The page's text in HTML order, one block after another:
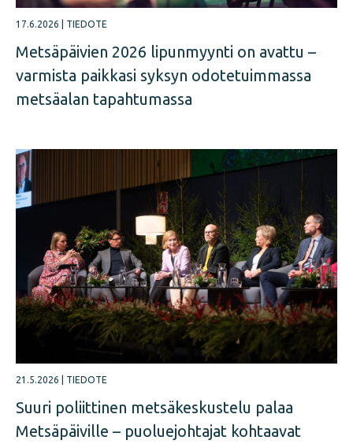
17.6.2026 TIEDOTE
Metsäpäivien 2026 lipunmyynti on avattu –
varmista paikkasi syksyn odotetuimmassa
metsäalan tapahtumassa
21.5.2026 TIEDOTE
Suuri poliittinen metsäkeskustelu palaa
Metsäpäiville – puoluejohtajat kohtaavat